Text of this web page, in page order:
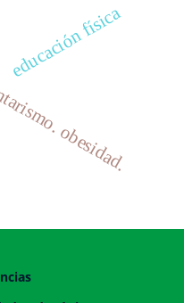
educación física
obesidad.